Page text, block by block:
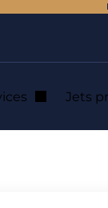
Jets